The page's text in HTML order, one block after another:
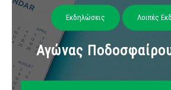
Εκδηλώσεις Λοιπές
Αγώνας